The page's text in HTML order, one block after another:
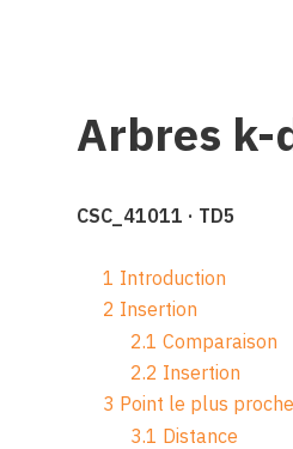
Arbres k-
CSC_41011 · TD5
1 Introduction
2 Insertion
2.1 Comparaison
2.2 Insertion
3 Point le plus proche
3.1 Distance